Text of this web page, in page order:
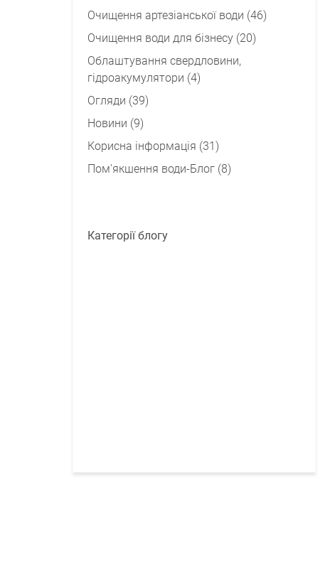
Очищення артезіанської води (46)
Очищення води для бізнесу (20)
Облаштування свердловини,
гідроакумулятори (4)
Огляди (39)
Новини (9)
Корисна інформація (31)
Пом'якшення води-Блог (8)
Категорії блогу